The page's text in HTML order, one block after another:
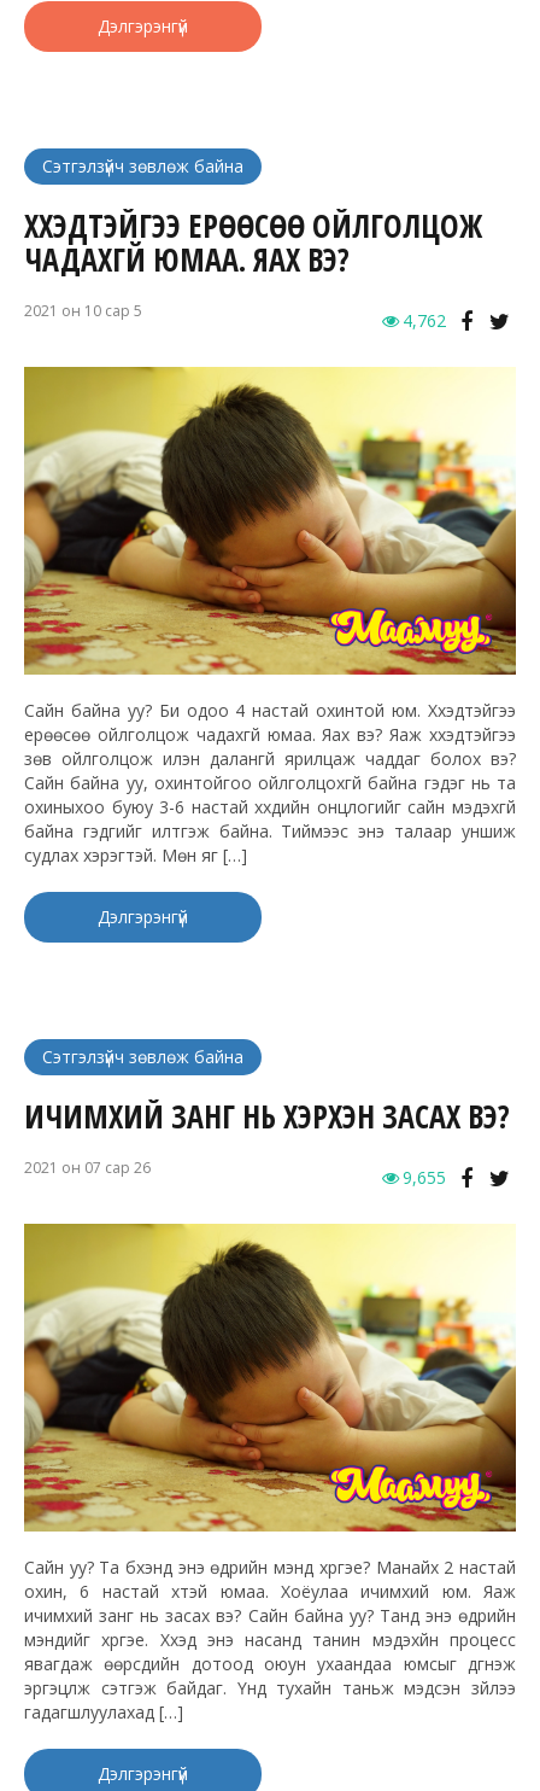
Дэлгэрэнгүй
Сэтгэлзүйч зөвлөж байна
ХҮҮХЭДТЭЙГЭЭ ЕРӨӨСӨӨ ОЙЛГОЛЦОЖ
ЧАДАХГҮЙ ЮМАА. ЯАХ ВЭ?
2021 он 10 сар 5 4,762
Сайн байна уу? Би одоо 4 настай охинтой юм. Хүүхэдтэйгээ
ерөөсөө ойлголцож чадахгүй юмаа. Яах вэ? Яаж хүүхэдтэйгээ
зөв ойлголцож илэн далангүй ярилцаж чаддаг болох вэ?
Сайн байна уу, охинтойгоо ойлголцохгүй байна гэдэг нь та
охиныхоо буюу 3-6 настай хүүхдийн онцлогийг сайн мэдэхгүй
байна гэдгийг илтгэж байна. Тиймээс энэ талаар уншиж
судлах хэрэгтэй. Мөн яг […]
Дэлгэрэнгүй
Сэтгэлзүйч зөвлөж байна
ИЧИМХИЙ ЗАНГ НЬ ХЭРХЭН ЗАСАХ ВЭ?
2021 он 07 сар 26 9,655
Сайн уу? Та бүхэнд энэ өдрийн мэнд хүргэе? Манайх 2 настай
охин, 6 настай хүүтэй юмаа. Хоёулаа ичимхий юм. Яаж
ичимхий занг нь засах вэ? Сайн байна уу? Танд энэ өдрийн
мэндийг хүргэе. Хүүхэд энэ насанд танин мэдэхүйн процесс
явагдаж өөрсдийн дотоод оюун ухаандаа юмсыг дүгнэж
эргэцүүлж сэтгэж байдаг. Үүнд тухайн таньж мэдсэн зүйлээ
гадагшлуулахад […]
Дэлгэрэнгүй